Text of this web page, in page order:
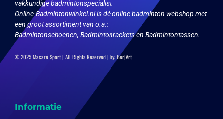
vakkundige badmintonspecialist.
Online-Badmintonwinkel.nl is dé online badminton webshop met
een groot assortiment van o.a.:
Badmintonschoenen, Badmintonrackets en Badmintontassen.
© 2025 Macaré Sport | All Rights Reserved | by:Ber|Art
Informatie